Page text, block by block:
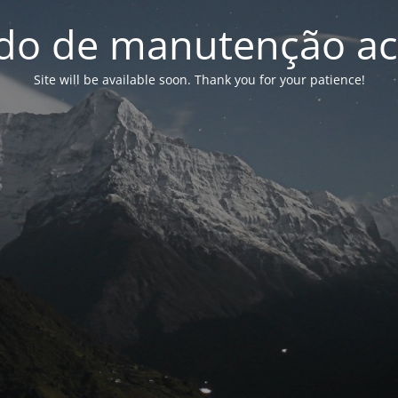
de manutenção
Site will be available soon. Thank you for your patience!